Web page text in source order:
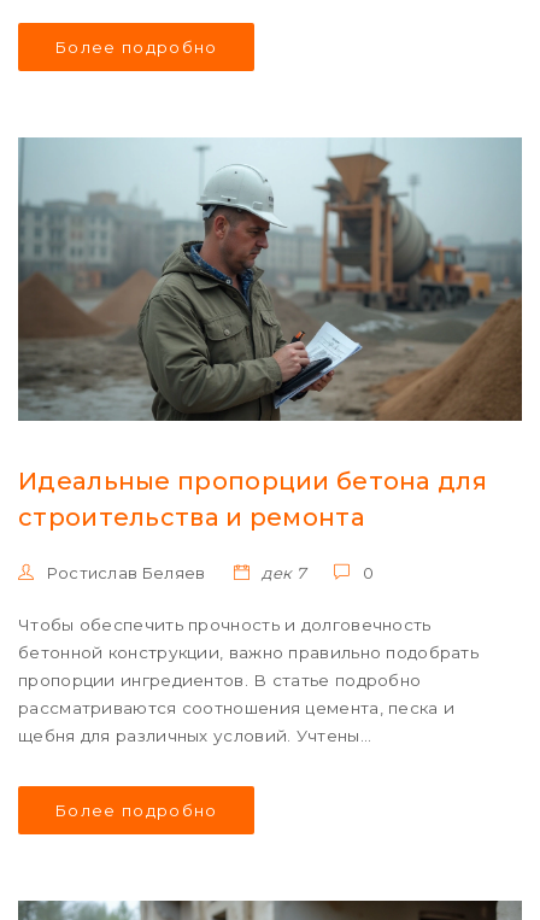
компонентов, причины точных расчетов, а также
предложим практические советы от экспертов.
материала.
Более подробно
Идеальные пропорции бетона для
строительства и ремонта
Ростислав Беляев дек 7 0
Чтобы обеспечить прочность и долговечность
бетонной конструкции, важно правильно подобрать
пропорции ингредиентов. В статье подробно
рассматриваются соотношения цемента, песка и
щебня для различных условий. Учтены
проектов. Приведены практические советы по
замешиванию и применению бетона. Узнайте, как
Более подробно